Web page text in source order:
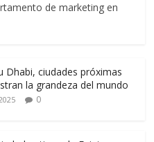
de marketing en
Dhabi, ciudades próximas
la grandeza del mundo
0